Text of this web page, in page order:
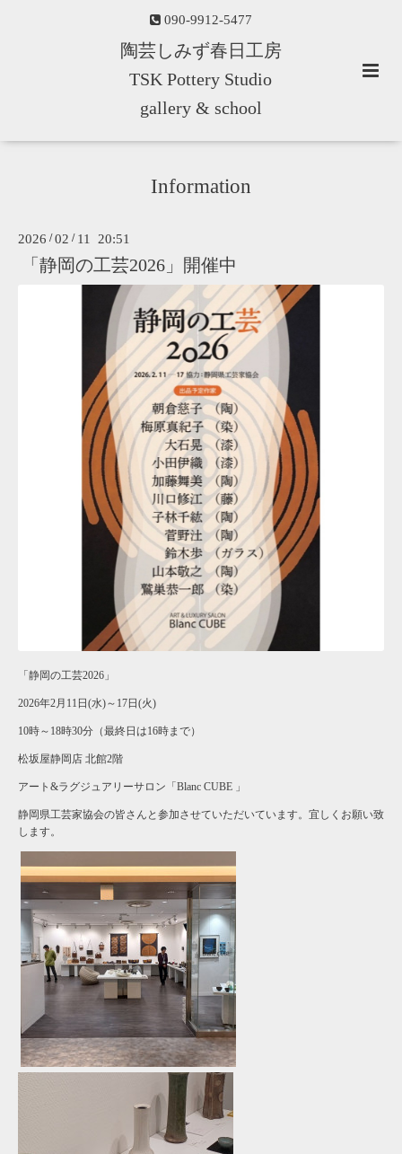
090-9912-5477
陶芸しみず春日工房
TSK Pottery Studio
gallery & school
Information
2026 /02 / 11 20:51
「静岡の工芸2026」開催中
「静岡の工芸2026」
2026年2月11日(水)～17日(火)
10時～18時30分（最終日は16時まで）
松坂屋静岡店 北館2階
アート&ラグジュアリーサロン「Blanc CUBE 」
静岡県工芸家協会の皆さんと参加させていただいています。宜しくお願い致
します。